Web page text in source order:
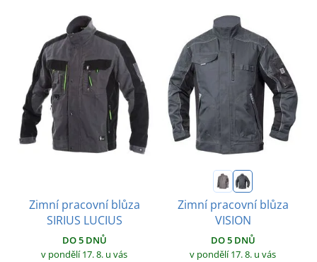
Zimní pracovní blůza
SIRIUS LUCIUS
DO 5 DNŮ
v pondělí 17. 8. u vás
Zimní pracovní blůza
VISION
DO 5 DNŮ
v pondělí 17. 8. u vás